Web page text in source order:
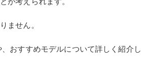
ません。
おすすめモデルについて詳しく紹介し